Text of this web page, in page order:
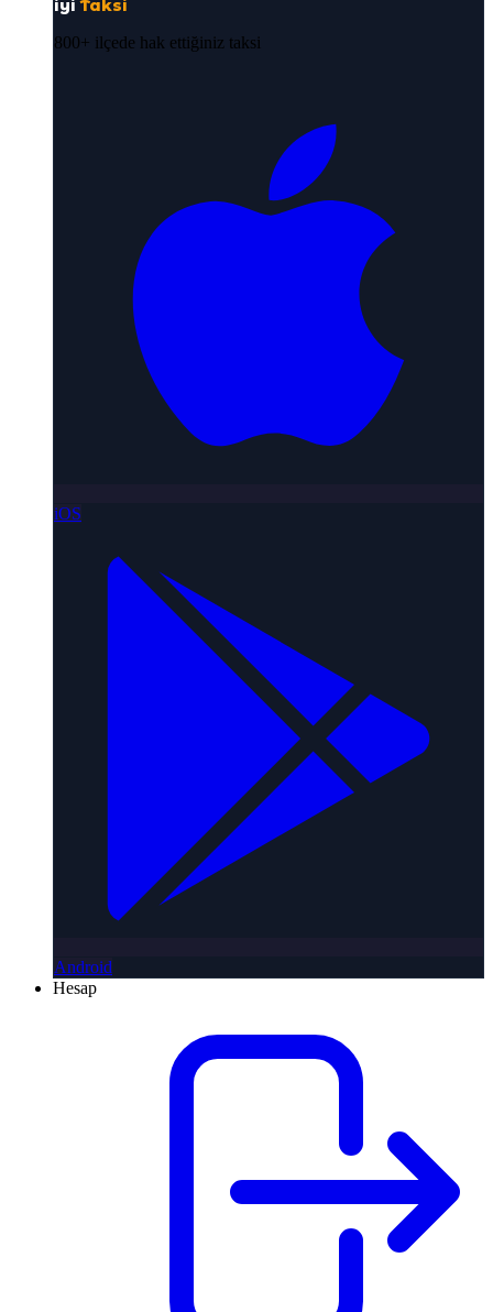
iyi Taksi
800+ ilçede hak ettiğiniz taksi
iOS
Android
Hesap